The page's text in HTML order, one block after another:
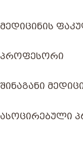
ᲛᲔᲓᲘᲪᲘᲜᲘᲡ
ᲞᲠᲝᲤᲔᲡᲝᲠᲘ
ᲨᲘᲜᲐᲒᲐᲜᲘ
ᲐᲡᲝᲪᲘᲠᲔᲑᲣᲚᲘ